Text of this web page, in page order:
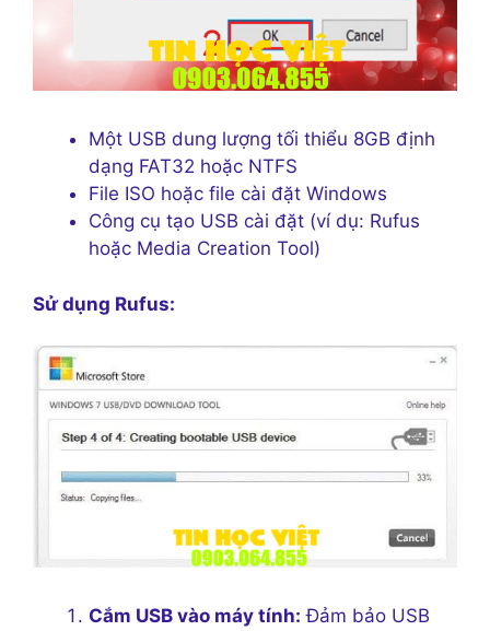
Một USB dung lượng tối thiểu 8GB định
dạng FAT32 hoặc NTFS
File ISO hoặc file cài đặt Windows
Công cụ tạo USB cài đặt (ví dụ: Rufus
hoặc Media Creation Tool)
Sử dụng Rufus:
Cắm USB vào máy tính: Đảm bảo USB